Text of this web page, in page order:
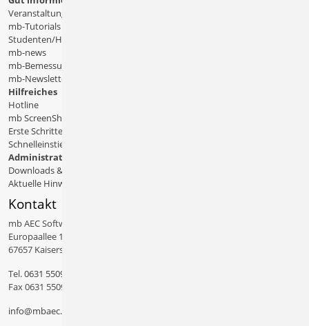
Veranstaltungen
mb-Tutorials
Studenten/Hochschule
mb-news
mb-Bemessungstafeln
mb-Newsletter
Hilfreiches
Hotline
mb ScreenShare
Erste Schritte
Schnelleinstiege & Doku
Administratives
Downloads & Patches
Aktuelle Hinweise
Kontakt
mb AEC Software GmbH
Europaallee 14
67657 Kaiserslautern
Tel.0631 550999 11
Fax 0631 550999 20
info@mbaec.de